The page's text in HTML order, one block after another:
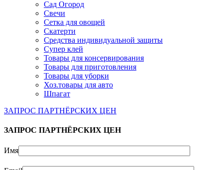
Сад Огород
Свечи
Сетка для овощей
Скатерти
Средства индивидуальной защиты
Супер клей
Товары для консервирования
Товары для приготовления
Товары для уборки
Хоз.товары для авто
Шпагат
ЗАПРОС ПАРТНЁРСКИХ ЦЕН
ЗАПРОС ПАРТНЁРСКИХ ЦЕН
Имя